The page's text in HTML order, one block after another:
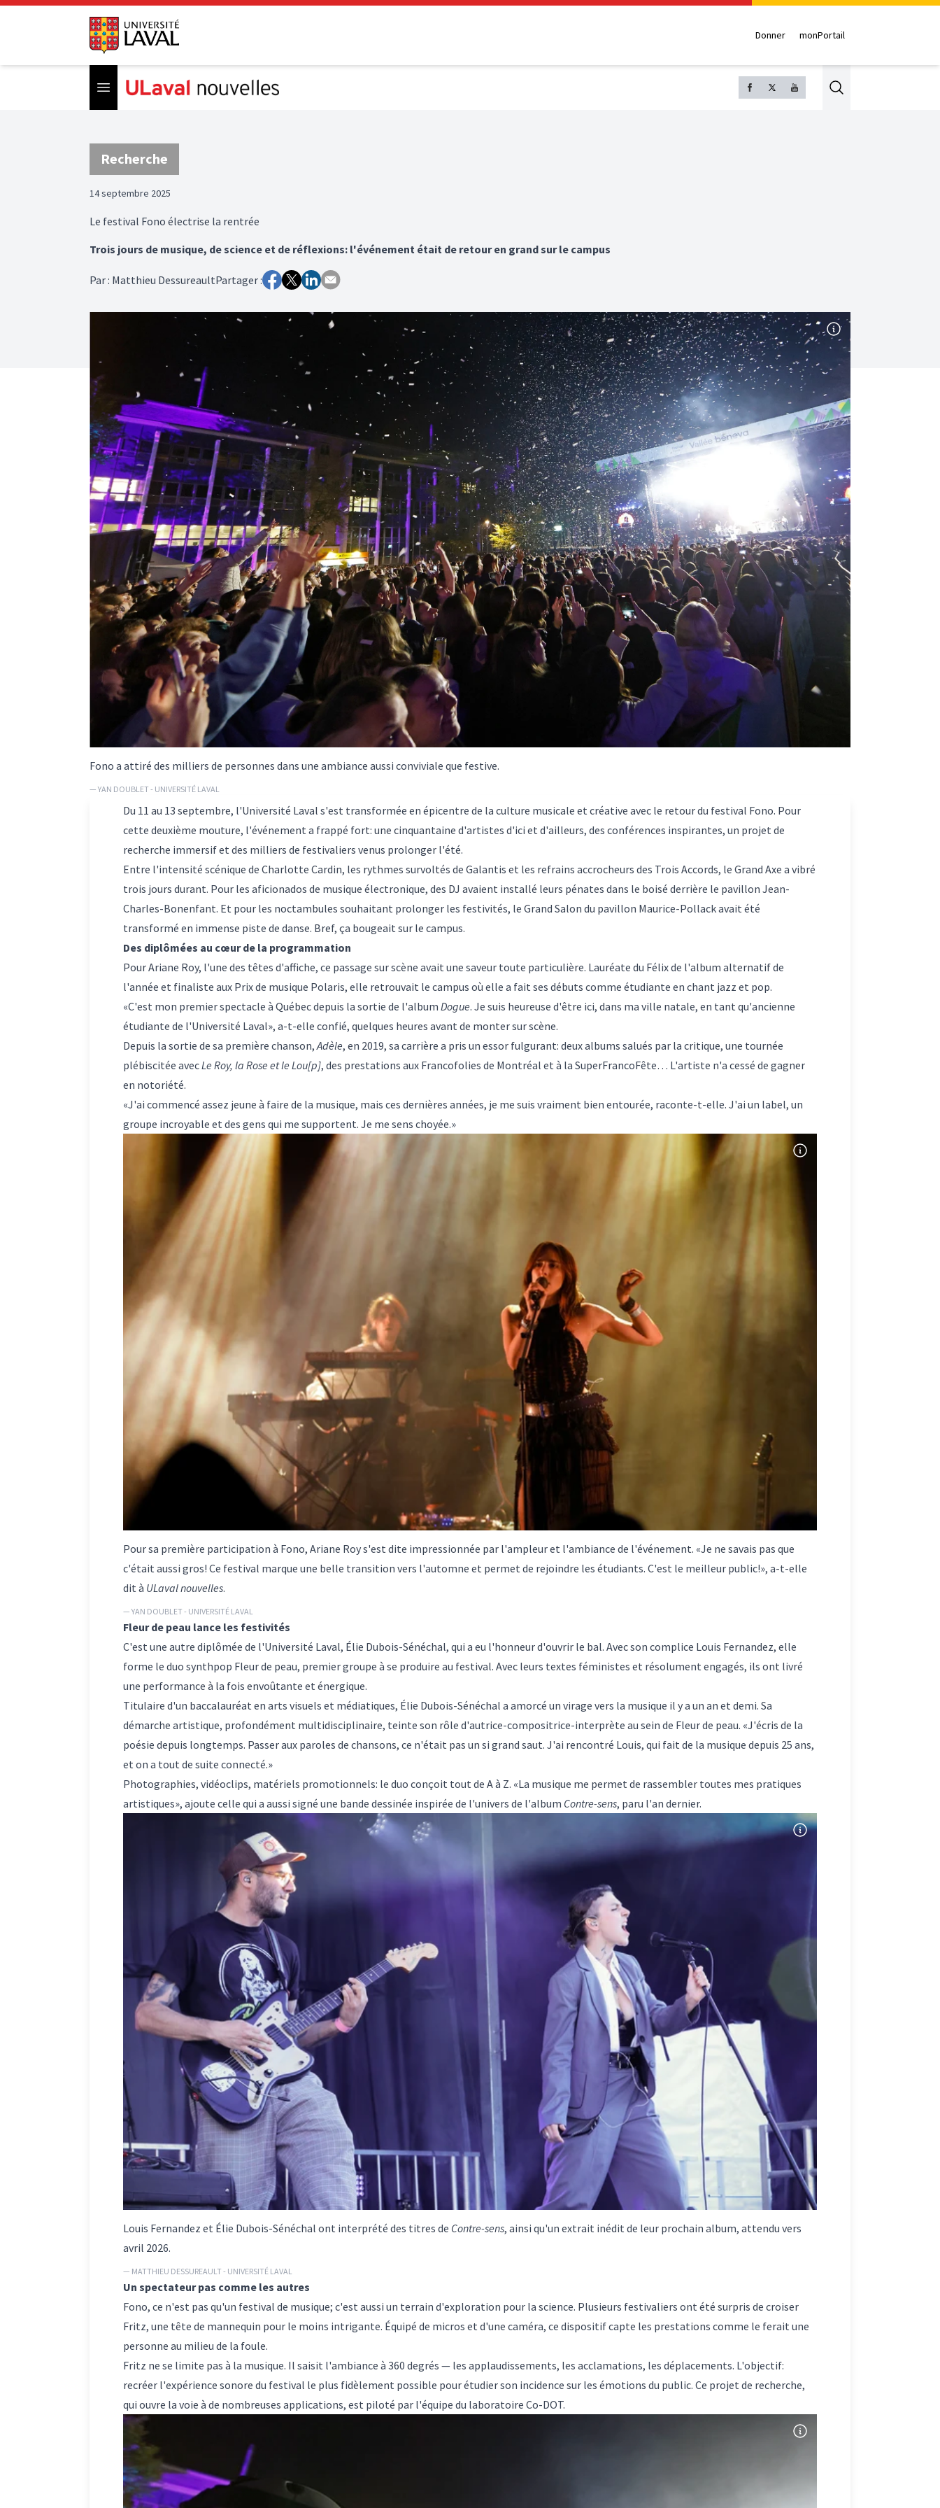
Donner monPortail
Open menu Search
Recherche
14 septembre 2025
Le festival Fono électrise la rentrée
Trois jours de musique, de science et de réflexions: l'événement était de retour en grand sur le campus
Par: Matthieu DessureaultPartager :
Fono a attiré des milliers de personnes dans une ambiance aussi conviviale que festive.
— YAN DOUBLET - UNIVERSITÉ LAVAL
Du 11 au 13 septembre, l'Université Laval s'est transformée en épicentre de la culture musicale et créative avec le retour du festival Fono. Pour
cette deuxième mouture, l'événement a frappé fort: une cinquantaine d'artistes d'ici et d'ailleurs, des conférences inspirantes, un projet de
recherche immersif et des milliers de festivaliers venus prolonger l'été.
Entre l'intensité scénique de Charlotte Cardin, les rythmes survoltés de Galantis et les refrains accrocheurs des Trois Accords, le Grand Axe a vibré
trois jours durant. Pour les aficionados de musique électronique, des DJ avaient installé leurs pénates dans le boisé derrière le pavillon Jean-
Charles-Bonenfant. Et pour les noctambules souhaitant prolonger les festivités, le Grand Salon du pavillon Maurice-Pollack avait été
transformé en immense piste de danse. Bref, ça bougeait sur le campus.
Des diplômées au cœur de la programmation
Pour Ariane Roy, l'une des têtes d'affiche, ce passage sur scène avait une saveur toute particulière. Lauréate du Félix de l'album alternatif de
l'année et finaliste aux Prix de musique Polaris, elle retrouvait le campus où elle a fait ses débuts comme étudiante en chant jazz et pop.
«C'est mon premier spectacle à Québec depuis la sortie de l'album Dogue. Je suis heureuse d'être ici, dans ma ville natale, en tant qu'ancienne
étudiante de l'Université Laval», a-t-elle confié, quelques heures avant de monter sur scène.
Depuis la sortie de sa première chanson, Adèle, en 2019, sa carrière a pris un essor fulgurant: deux albums salués par la critique, une tournée
plébiscitée avecLe Roy, la Rose et le Lou[p], des prestations aux Francofolies de Montréal et à la SuperFrancoFête… L'artiste n'a cessé de gagner
en notoriété.
«J'ai commencé assez jeune à faire de la musique, mais ces dernières années, je me suis vraiment bien entourée, raconte-t-elle. J'ai un label, un
groupe incroyable et des gens qui me supportent. Je me sens choyée.»
Pour sa première participation à Fono, Ariane Roy s'est dite impressionnée par l'ampleur et l'ambiance de l'événement. «Je ne savais pas que
c'était aussi gros! Ce festival marque une belle transition vers l'automne et permet de rejoindre les étudiants. C'est le meilleur public!», a-t-elle
dit à ULaval nouvelles.
— YAN DOUBLET - UNIVERSITÉ LAVAL
Fleur de peau lance les festivités
C'est une autre diplômée de l'Université Laval, Élie Dubois-Sénéchal, qui a eu l'honneur d'ouvrir le bal. Avec son complice Louis Fernandez, elle
forme le duo synthpop Fleur de peau, premier groupe à se produire au festival. Avec leurs textes féministes et résolument engagés, ils ont livré
une performance à la fois envoûtante et énergique.
Titulaire d'un baccalauréat en arts visuels et médiatiques, Élie Dubois-Sénéchal a amorcé un virage vers la musique il y a un an et demi. Sa
démarche artistique, profondément multidisciplinaire, teinte son rôle d'autrice-compositrice-interprète au sein de Fleur de peau. «J'écris de la
poésie depuis longtemps. Passer aux paroles de chansons, ce n'était pas un si grand saut. J'ai rencontré Louis, qui fait de la musique depuis 25 ans,
et on a tout de suite connecté.»
Photographies, vidéoclips, matériels promotionnels: le duo conçoit tout de A à Z. «La musique me permet de rassembler toutes mes pratiques
artistiques», ajoute celle qui a aussi signé une bande dessinée inspirée de l'univers de l'album Contre-sens, paru l'an dernier.
Louis Fernandez et Élie Dubois-Sénéchal ont interprété des titres de Contre-sens, ainsi qu'un extrait inédit de leur prochain album, attendu vers
avril 2026.
— MATTHIEU DESSUREAULT - UNIVERSITÉ LAVAL
Un spectateur pas comme les autres
Fono, ce n'est pas qu'un festival de musique; c'est aussi un terrain d'exploration pour la science. Plusieurs festivaliers ont été surpris de croiser
Fritz, une tête de mannequin pour le moins intrigante. Équipé de micros et d'une caméra, ce dispositif capte les prestations comme le ferait une
personne au milieu de la foule.
Fritz ne se limite pas à la musique. Il saisit l'ambiance à 360 degrés — les applaudissements, les acclamations, les déplacements. L'objectif:
recréer l'expérience sonore du festival le plus fidèlement possible pour étudier son incidence sur les émotions du public. Ce projet de recherche,
qui ouvre la voie à de nombreuses applications, est piloté par l'équipe du laboratoire Co-DOT.